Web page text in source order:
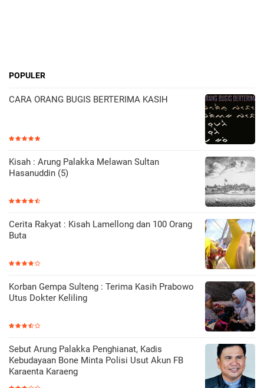
POPULER
CARA ORANG BUGIS BERTERIMA KASIH
Kisah : Arung Palakka Melawan Sultan
Hasanuddin (5)
Cerita Rakyat : Kisah Lamellong dan 100 Orang
Buta
Korban Gempa Sulteng : Terima Kasih Prabowo
Utus Dokter Keliling
Sebut Arung Palakka Penghianat, Kadis
Kebudayaan Bone Minta Polisi Usut Akun FB
Karaenta Karaeng